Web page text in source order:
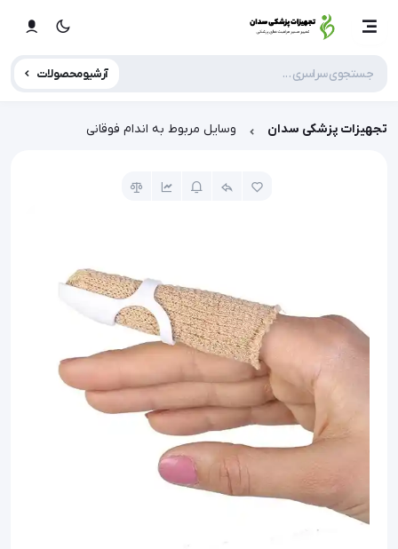
آرشیو محصولات
تجهیزات پزشکی سدان وسایل مربوط به اندام فوقانی